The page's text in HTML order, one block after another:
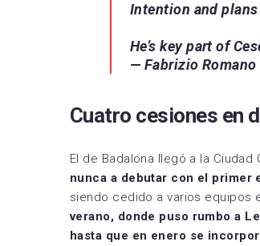
Intention and
He’s key part of
— Fabrizio
Cuatro cesiones en
El de Badalona llegó a la
nunca a debutar con el primer
siendo cedido a varios equipos
verano, donde puso rumbo a
hasta que en enero se